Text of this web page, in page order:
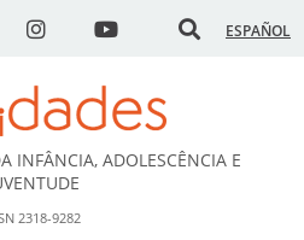
ESPAÑOL
INFÂNCIA, ADOLESCÊNCIA E
2318-9282